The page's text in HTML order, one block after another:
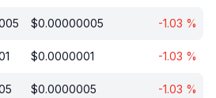
$0.00000005 -1.03 %
$0.0000001 -1.03 %
$0.0000005 -1.03 %